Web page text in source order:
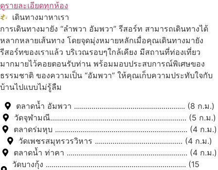
ดูรายละเอียดทุกห้อง
เดินทางมาหาเรา
การเดินทางมายัง “ลำพวา อัมพวา” รีสอร์ท สามารถเดินทางได้
หลากหลายเส้นทาง โดยจุดมุ่งหมายหลักเมื่อคุณเดินทางมายัง
รีสอร์ทของเราแล้ว บริเวณรอบๆใกล้เคียง มีสถานที่ท่องเที่ยว
มากมายไว้คอยตอนรับท่าน พร้อมมอบประสบการณ์พิเศษของ
ธรรมชาติ ของความเป็น “อัมพวา” ให้คุณเก็บความประทับใจกับ
บ้านไปแบบไม่รู้ลืม
ตลาดน้ำ อัมพวา ......................................................... (8 ก.ม.)
วัดจุฬามณี...................................................................... (5 ก.ม.)
ตลาดร่มหุบ .................................................................... (4 ก.ม.)
วัดเพชรสมุทรวรวิหาร ............................................. (4 ก.ม.)
ตลาดน้ำ ท่าคา .............................................................. (4 ก.ม.)
วัดบางกุ้ง ........................................................................ (15